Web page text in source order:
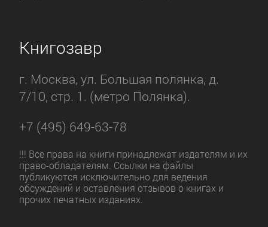
Книгозавр
г. Москва, ул. Большая полянка, д.
7/10, стр. 1. (метро Полянка).
+7 (495) 649-63-78
!!! Все права на книги принадлежат издателям и их
право-обладателям. Ссылки на файлы
публикуются исключительно для ведения
обсуждений и оставления отзывов о книгах и
прочих печатных изданиях.